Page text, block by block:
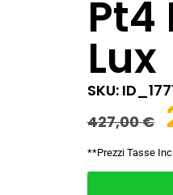
Lux
SKU:
427,00€
**Prezzi Tasse